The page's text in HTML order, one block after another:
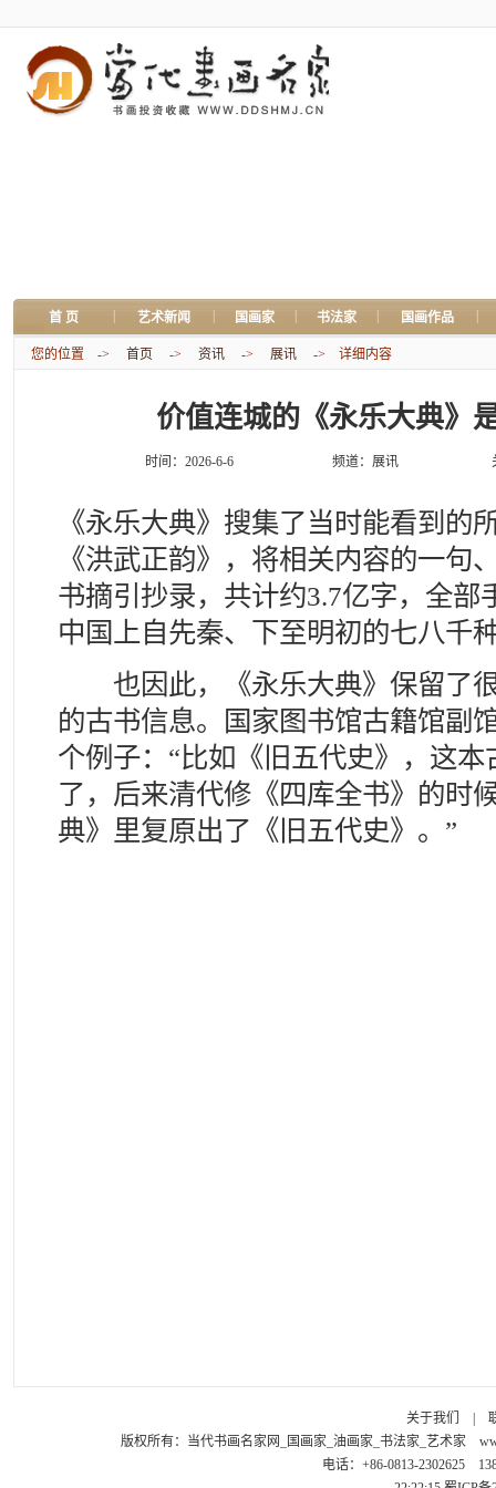
首 页 艺术新闻 国画家 书法家 国画作品
您的位置 -> 首页 -> 资讯 -> 展讯 -> 详细内容
价值连城的《永乐大典》
时间：2026-6-6 频道： 展讯
《永乐大典》搜集了当时能看到的
《洪武正韵》，将相关内容的一句
书摘引抄录，共计约3.7亿字，全部
中国上自先秦、下至明初的七八千
也因此，《永乐大典》保留了
的古书信息。国家图书馆古籍馆副
个例子：“比如《旧五代史》，这
了，后来清代修《四库全书》的时
典》里复原出了《旧五代史》。”
关于我们
版权所有： 当代书画名家网_国画家_油画家_书法家_艺术家
电话：+86-0813-2302625